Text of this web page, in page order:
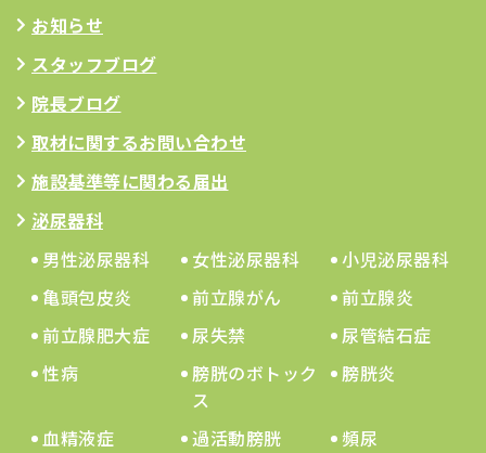
お知らせ
スタッフブログ
院長ブログ
取材に関するお問い合わせ
施設基準等に関わる届出
泌尿器科
男性泌尿器科
女性泌尿器科
小児泌尿器科
亀頭包皮炎
前立腺がん
前立腺炎
前立腺肥大症
尿失禁
尿管結石症
性病
膀胱のボトック
ス
膀胱炎
血精液症 過活動膀胱
頻尿